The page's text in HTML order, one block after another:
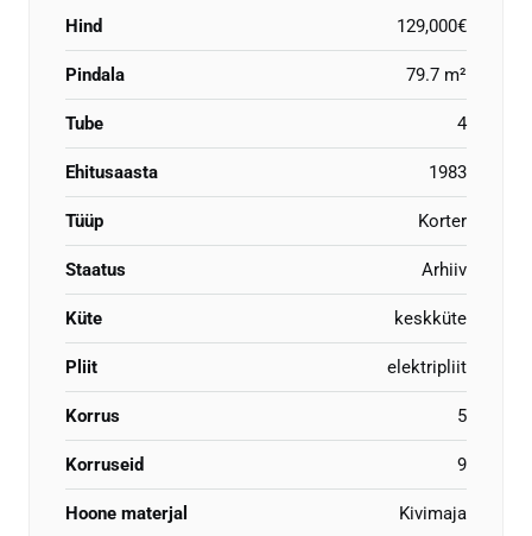
Hind 129,000€
Pindala 79.7 m²
Tube 4
Ehitusaasta 1983
Tüüp Korter
Staatus Arhiiv
Küte keskküte
Pliit elektripliit
Korrus 5
Korruseid 9
Hoone materjal Kivimaja